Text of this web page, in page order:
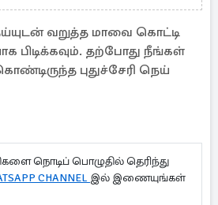
வறுத்த மாவை கொட்டி
பிடிக்கவும். தற்போது நீங்கள்
புதுச்சேரி நெய்
நொடிப் பொழுதில் தெரிந்து
CHANNEL இல் இணையுங்கள்